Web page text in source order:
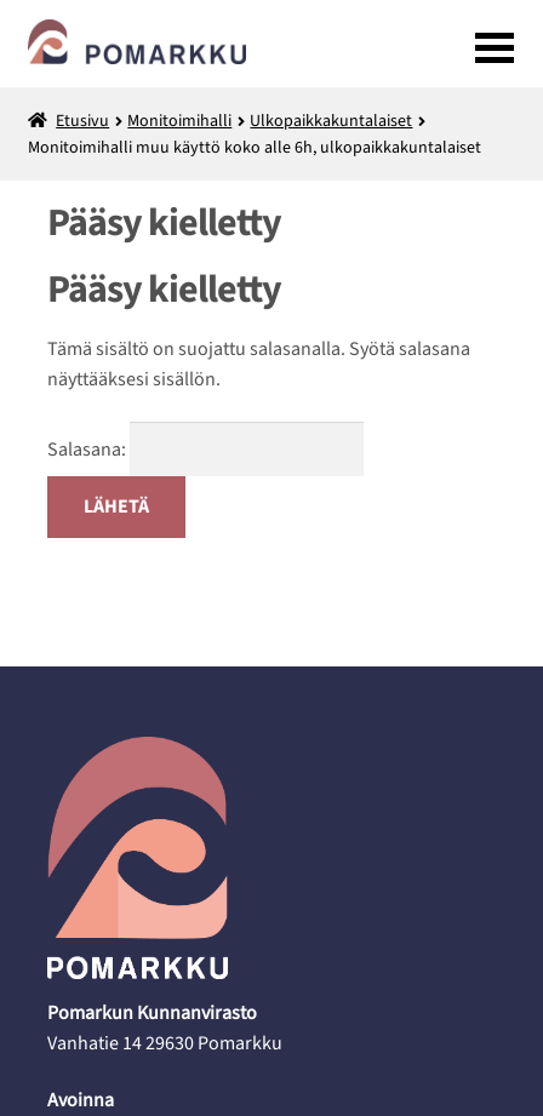
Siirry
Siirry
Kuntosali
Monitoimihalli
Tilavaraukset ja välinevuokraus
Liikuntapalvelut
Etusivu Monitoimihalli
Ulkopaikkakuntalaiset
Monitoimihalli muu käyttö koko alle 6h, ulkopaikkakuntalaiset
Pääsy kielletty
Pääsy kielletty
Tämä sisältö on suojattu salasanalla. Syötä salasana
näyttääksesi sisällön.
Salasana:
Pomarkun Kunnanvirasto
Vanhatie 14 29630 Pomarkku
Avoinna